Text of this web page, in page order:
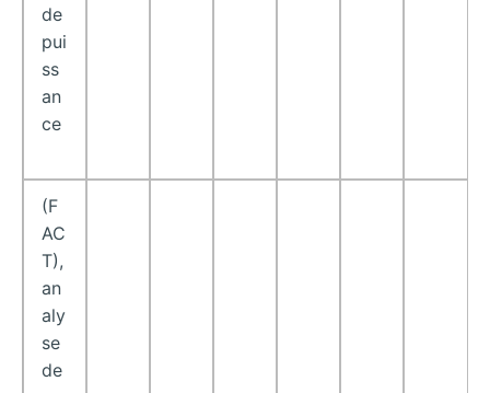
de
pui
ss
an
ce
(F
AC
T),
an
aly
se
de